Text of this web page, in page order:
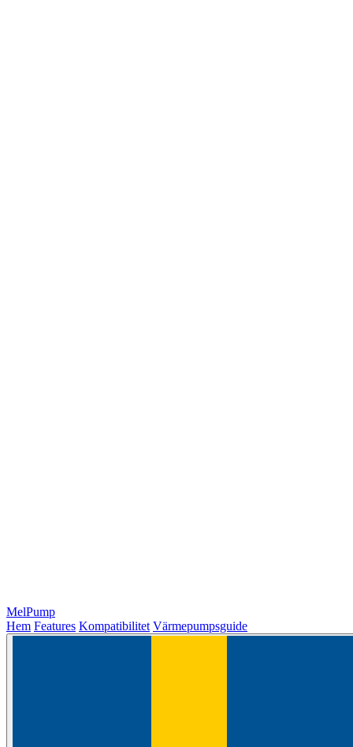
MelPump
Hem Features Kompatibilitet Värmepumpsguide